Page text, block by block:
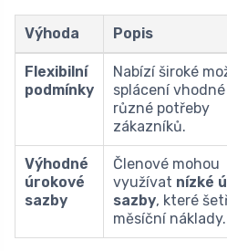
Výhoda Popis
Flexibilní
podmínky
Nabízí široké
splácení
různé potřeby
zákazníků.
Výhodné
úrokové
sazby
Členové mohou
využívat nízké
sazby, které
měsíční náklady.